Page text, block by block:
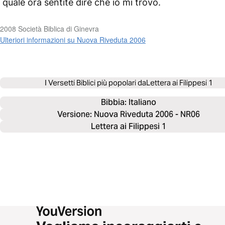
quale ora sentite dire che io mi trovo.
2008 Società Biblica di Ginevra
Ulteriori informazioni su Nuova Riveduta 2006
I Versetti Biblici più popolari daLettera ai Filippesi 1
Bibbia: Italiano
Versione: Nuova Riveduta 2006 - NR06
Lettera ai Filippesi 1